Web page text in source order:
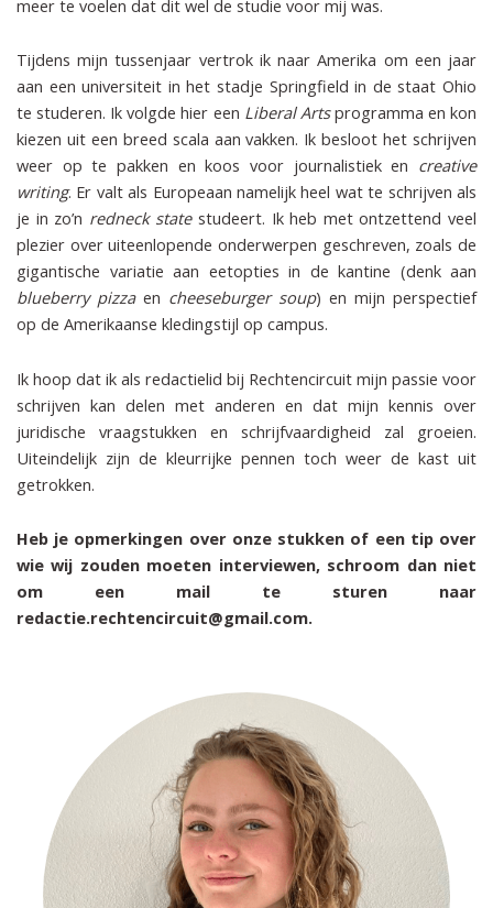
meer te voelen dat dit wel de studie voor mij was.
Tijdens mijn tussenjaar vertrok ik naar Amerika om een jaar
aan een universiteit in het stadje Springfield in de staat Ohio
te studeren. Ik volgde hier een Liberal Artsprogramma en kon
kiezen uit een breed scala aan vakken. Ik besloot het schrijven
weer op te pakken en koos voor journalistiek en creative
writing. Er valt als Europeaan namelijk heel wat te schrijven als
je in zo’n redneck statestudeert. Ik heb met ontzettend veel
plezier over uiteenlopende onderwerpen geschreven, zoals de
gigantische variatie aan eetopties in de kantine (denk aan
blueberry pizzaen cheeseburger soup) en mijn perspectief
op de Amerikaanse kledingstijl op campus.
Ik hoop dat ik als redactielid bij Rechtencircuit mijn passie voor
schrijven kan delen met anderen en dat mijn kennis over
juridische vraagstukken en schrijfvaardigheid zal groeien.
Uiteindelijk zijn de kleurrijke pennen toch weer de kast uit
getrokken.
Heb je opmerkingen over onze stukken of een tip over
wie wij zouden moeten interviewen, schroom dan niet
om een mail te sturen naar
redactie.rechtencircuit@gmail.com.